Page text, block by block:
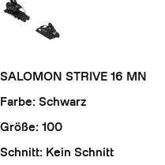
SALOMON STRIVE 16 MN
Farbe: Schwarz
Größe: 100
Schnitt: Kein Schnitt